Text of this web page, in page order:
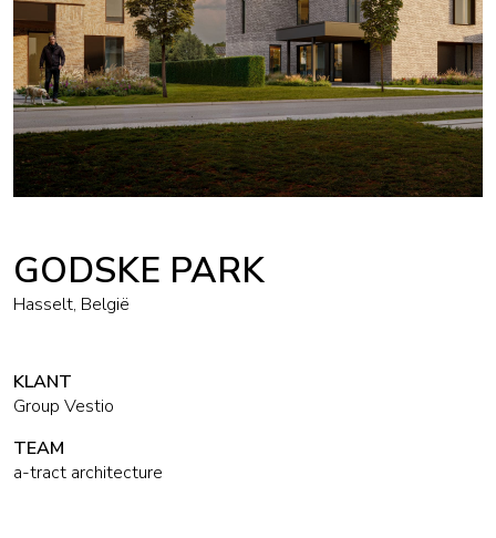
GODSKE PARK
Hasselt, België
KLANT
Group Vestio
TEAM
a-tract architecture